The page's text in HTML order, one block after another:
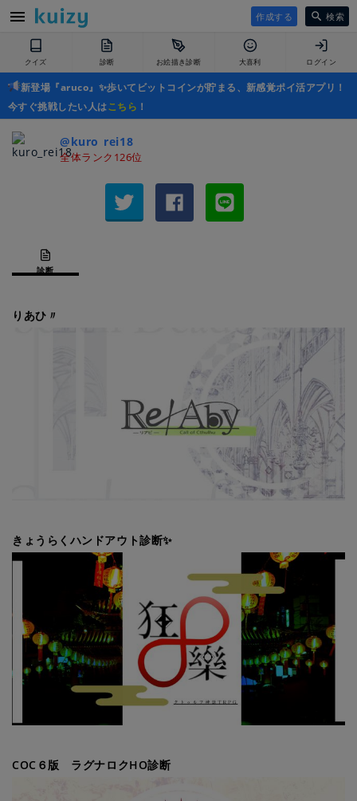
作成する 検索
クイズ 診断 お絵描き診断 大喜利 ログイン
新登場『aruco』✨歩いてビットコインが貯まる、新感覚ポイ活アプリ！
今すぐ挑戦したい人はこちら ！
@kuro_rei18
全体ランク126位
診断
りあひ〃
きょうらくハンドアウト診断✨
COC６版 ラグナロクHO診断